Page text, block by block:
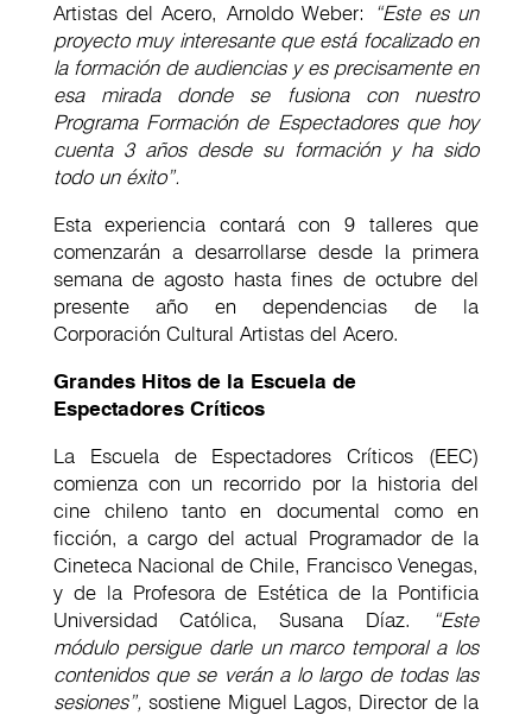
Artistas del Acero, Arnoldo Weber:
“Este es un
proyecto muy interesante que está focalizado en
la formación de audiencias y es precisamente en
esa mirada donde se fusiona con nuestro
Programa Formación de Espectadores que hoy
cuenta 3 años desde su formación y ha sido
todo un éxito”.
Esta experiencia contará con 9 talleres que
comenzarán a desarrollarse desde la primera
semana de agosto hasta fines de octubre del
presente año en dependencias de la
Corporación Cultural Artistas del Acero.
Grandes Hitos de la Escuela de
Espectadores Críticos
La Escuela de Espectadores Críticos (EEC)
comienza con un recorrido por la historia del
cine chileno tanto en documental como en
ficción, a cargo del actual Programador de la
Cineteca Nacional de Chile, Francisco Venegas,
y de la Profesora de Estética de la Pontificia
Universidad Católica, Susana Díaz.
“Este
módulo persigue darle un marco temporal a los
contenidos que se verán a lo largo de todas las
sesiones”,sostiene Miguel Lagos, Director de la